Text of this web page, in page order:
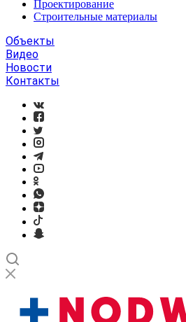
Проектирование
Строительные материалы
Объекты
Видео
Новости
Контакты